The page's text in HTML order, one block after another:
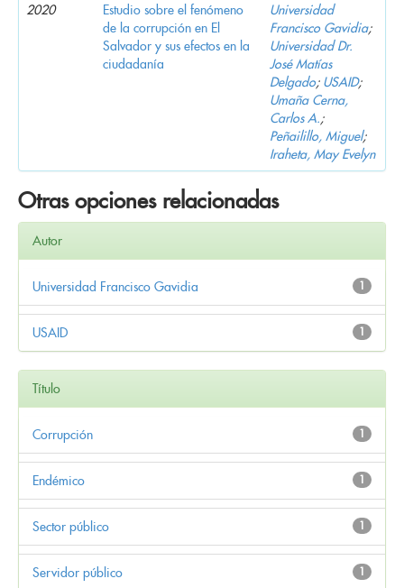
2020
Estudio sobre el fenómeno
de la corrupción en El
Salvador y sus efectos en la
ciudadanía
Universidad
Francisco Gavidia;
Universidad Dr.
José Matías
Delgado; USAID;
Umaña Cerna,
Carlos A.;
Peñailillo, Miguel;
Iraheta, May Evelyn
Otras opciones relacionadas
Autor
1
Universidad Francisco Gavidia
1
USAID
Título
1
Corrupción
1
Endémico
1
Sector público
1
Servidor público